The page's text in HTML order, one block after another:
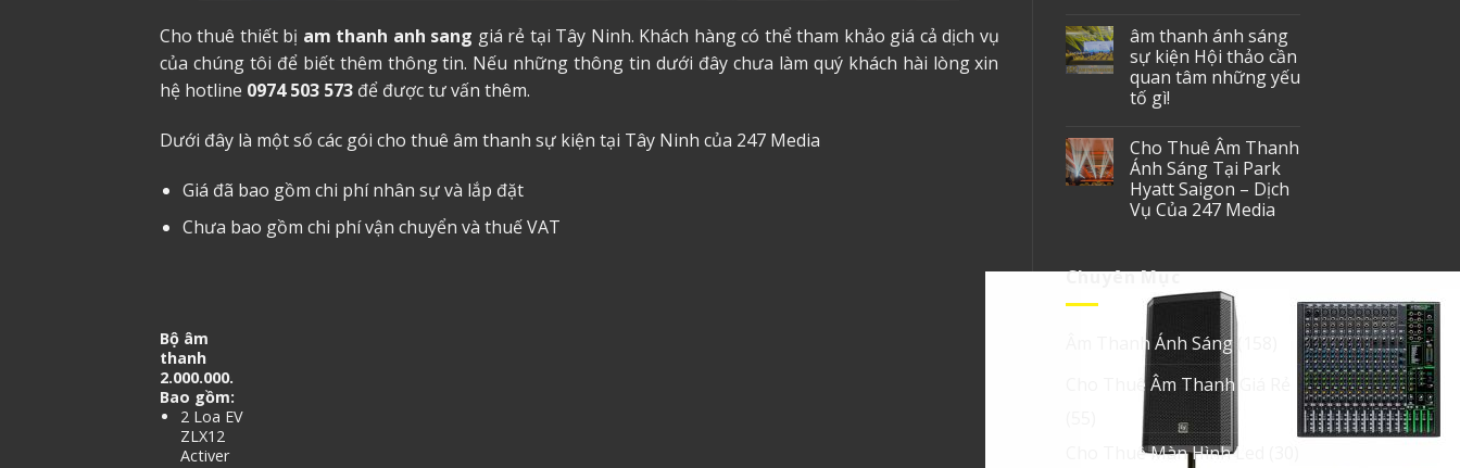
Cho thuê thiết bị am thanh anh sang giá rẻ tại Tây Ninh. Khách hàng có thể tham khảo giá cả dịch vụ
của chúng tôi để biết thêm thông tin. Nếu những thông tin dưới đây chưa làm quý khách hài lòng xin
hệ hotline 0974 503 573 để được tư vấn thêm.
Dưới đây là một số các gói cho thuê âm thanh sự kiện tại Tây Ninh của 247 Media
Giá đã bao gồm chi phí nhân sự và lắp đặt
Chưa bao gồm chi phí vận chuyển và thuế VAT
Bộ âm
thanh
2.000.000.
Bao gồm:
2 Loa EV
ZLX12
Activer
âm thanh ánh sáng
sự kiện Hội thảo cần
quan tâm những yếu
tố gì!
Cho Thuê Âm Thanh
Ánh Sáng Tại Park
Hyatt Saigon – Dịch
Vụ Của 247 Media
Chuyên Mục
Âm Thanh Ánh Sáng(158)
Cho Thuê Âm Thanh Giá Rẻ
Cho Thuê Màn Hình Led